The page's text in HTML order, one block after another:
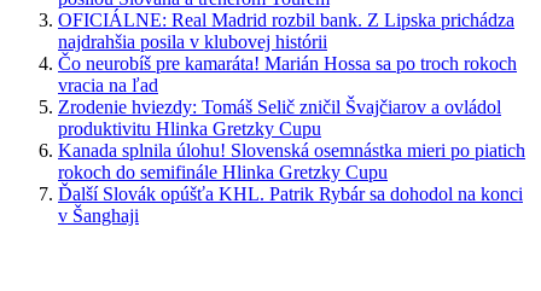
OFICIÁLNE: Real Madrid rozbil bank. Z Lipska prichádza
najdrahšia posila v klubovej histórii
Čo neurobíš pre kamaráta! Marián Hossa sa po troch rokoch
vracia na ľad
Zrodenie hviezdy: Tomáš Selič zničil Švajčiarov a ovládol
produktivitu Hlinka Gretzky Cupu
Kanada splnila úlohu! Slovenská osemnástka mieri po piatich
rokoch do semifinále Hlinka Gretzky Cupu
Ďalší Slovák opúšťa KHL. Patrik Rybár sa dohodol na konci
v Šanghaji